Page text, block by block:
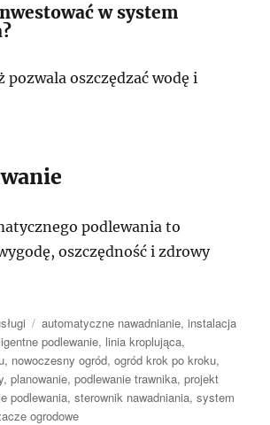
w system
pozwala oszczędzać wodę i
podlewania to
oszczędność i zdrowy
Tagi
automatyczne nawadnianie,instalacja
podlewanie, linia kroplująca,
, nowoczesny ogród,ogród krok po kroku,
,planowanie,podlewanie trawnika,projekt
podlewania,sterownik nawadniania,system
ogrodowe